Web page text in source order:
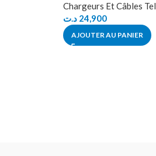
Chargeurs Et Câbles Tel
24,900 د.ت
AJOUTER AU PANIER